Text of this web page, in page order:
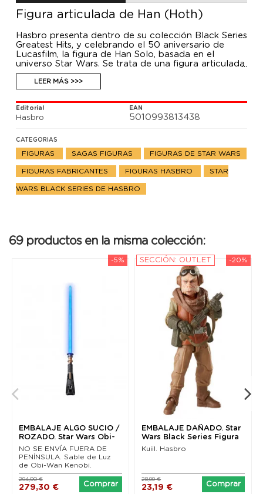
Figura articulada de Han (Hoth)
Hasbro presenta dentro de su colección Black Series
Greatest Hits, y celebrando el 50 aniversario de
Lucasfilm, la figura de Han Solo, basada en el
universo Star Wars. Se trata de una figura articulada
de unos 15 cm hecha en PVC. Incluye complementos
para personalizar al personaje.
LEER MÁS >>>
Editorial
Hasbro
EAN
5010993813438
CATEGORIAS
FIGURAS SAGAS FIGURAS FIGURAS DE STAR WARS
FIGURAS FABRICANTES FIGURAS HASBRO STAR
WARS BLACK SERIES DE HASBRO
69 productos en la misma colección:
-5%
EMBALAJE ALGO SUCIO /
ROZADO. Star Wars Obi-
Wan Kenobi Black...
NO SE ENVÍA FUERA DE
PENÍNSULA. Sable de Luz
de Obi-Wan Kenobi.
279,30 €
294,00 €
Comprar
-20%
SECCIÓN: OUTLET
EMBALAJE DAÑADO. Star
Wars Black Series Figura
Kuiil (The...
Kuiil. Hasbro
23,19 €
28,99 €
Comprar